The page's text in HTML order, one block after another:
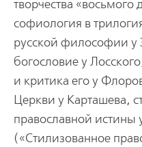
творчества «восьмого
софиология в
русской философии у
богословие у
и критика его у
Церкви у Карташева,
православной истины
(«Стилизованное